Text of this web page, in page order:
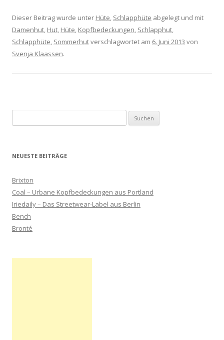
Dieser Beitrag wurde unter Hüte, Schlapphüte abgelegt und mit
Damenhut, Hut, Hüte, Kopfbedeckungen, Schlapphut,
Schlapphüte, Sommerhutverschlagwortet am 6. Juni 2013 von
Svenja Klaassen.
nach:
NEUESTE BEITRÄGE
Brixton
Coal – Urbane Kopfbedeckungen aus Portland
Iriedaily – Das Streetwear-Label aus Berlin
Bench
Bronté